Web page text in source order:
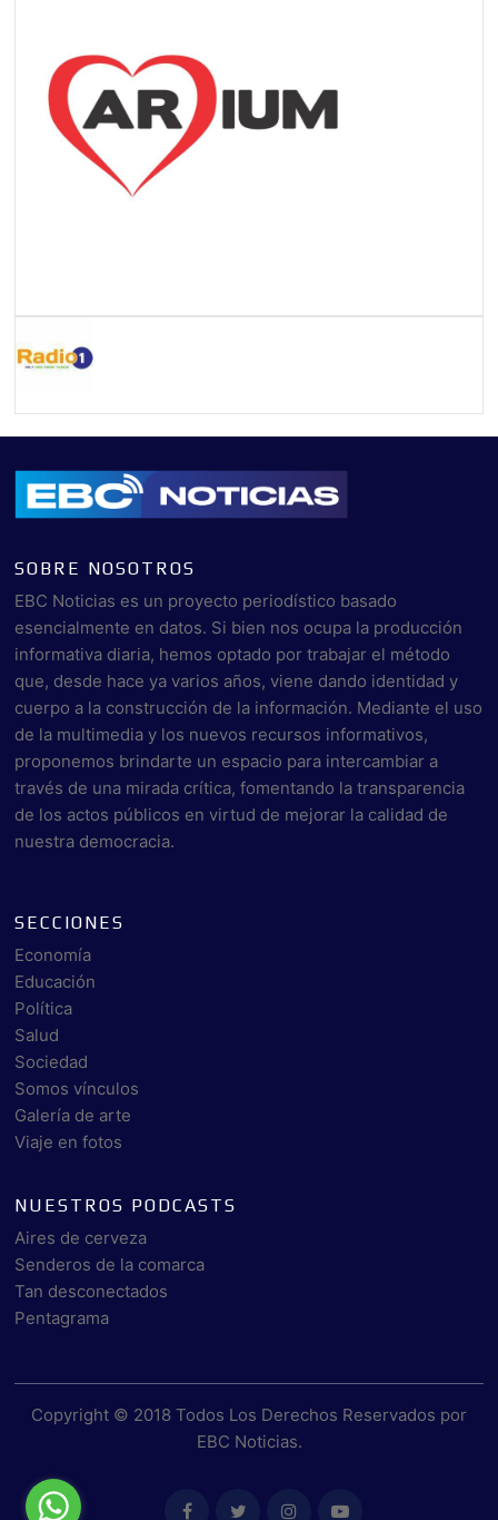
SOBRE NOSOTROS
EBC Noticias es un proyecto periodístico basado
esencialmente en datos. Si bien nos ocupa la producción
informativa diaria, hemos optado por trabajar el método
que, desde hace ya varios años, viene dando identidad y
cuerpo a la construcción de la información. Mediante el uso
de la multimedia y los nuevos recursos informativos,
proponemos brindarte un espacio para intercambiar a
través de una mirada crítica, fomentando la transparencia
de los actos públicos en virtud de mejorar la calidad de
nuestra democracia.
SECCIONES
Economía
Educación
Política
Salud
Sociedad
Somos vínculos
Galería de arte
Viaje en fotos
NUESTROS PODCASTS
Aires de cerveza
Senderos de la comarca
Tan desconectados
Pentagrama
Copyright © 2018 Todos Los Derechos Reservados por
EBC Noticias.